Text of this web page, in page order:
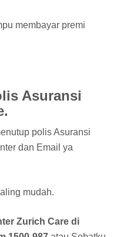
membayar premi
Asuransi
polis Asuransi
dan Email ya
mudah.
Zurich Care di